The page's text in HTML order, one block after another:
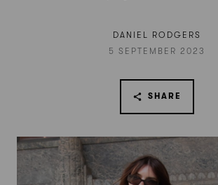
DANIEL RODGERS
5 SEPTEMBER 2023
SHARE